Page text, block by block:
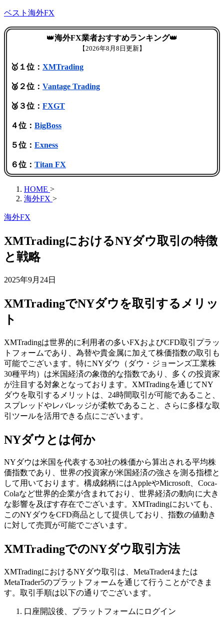
ベスト海外FX
👑海外FX業者おすすめランキング👑
【2026年8月8日更新】
🥇１位： XMTrading
🥈２位： Vantage Trading
🥉３位： FXGT
４位： BigBoss
５位： Exness
６位： Titan FX
HOME >
海外FX >
海外FX
XMTradingにおけるNYダウ取引の特徴
と戦略
2025年9月24日
XMTradingでNYダウを取引するメリッ
ト
XMTradingは世界的に利用者の多いFXおよびCFD取引プラッ
トフォームであり、為替や貴金属に加えて株価指数の取引も
可能でございます。特にNYダウ（ダウ・ジョーンズ工業株
30種平均）は米国経済の象徴的な指数であり、多くの投資家
が注目する対象となっております。XMTradingを通じてNY
ダウを取引するメリットは、24時間取引が可能であること、
スプレッドやレバレッジが柔軟であること、さらに多様な取
引ツールを活用できる点にございます。
NYダウとは何か
NYダウは米国を代表する30社の株価から算出される平均株
価指数であり、世界の投資家が米国経済の強さを測る指標と
して用いております。構成銘柄にはAppleやMicrosoft、Coca-
Colaなど世界的企業が含まれており、世界経済の動向に大き
な影響を及ぼす存在でございます。XMTradingにおいても、
このNYダウをCFD商品として提供しており、指数の値動き
に対して売買が可能でございます。
XMTradingでのNYダウ取引方法
XMTradingにおけるNYダウ取引は、MetaTrader4または
MetaTrader5のプラットフォームを通じて行うことができま
す。取引手順は以下の通りでございます。
口座開設後、プラットフォームにログイン